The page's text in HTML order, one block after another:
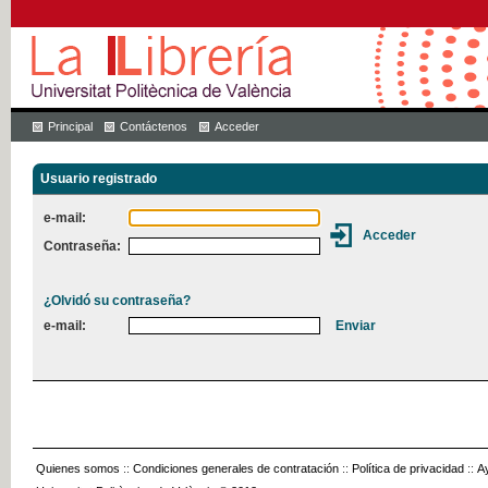
Principal Contáctenos Acceder
Usuario registrado
e-mail:
Contraseña:
¿Olvidó su contraseña?
e-mail:
Quienes somos :: Condiciones generales de contratación :: Política de privacidad ::